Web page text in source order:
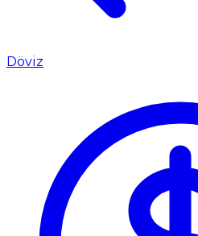
Döviz